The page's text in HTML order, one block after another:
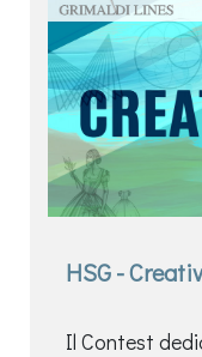
HSG -
Il Contest